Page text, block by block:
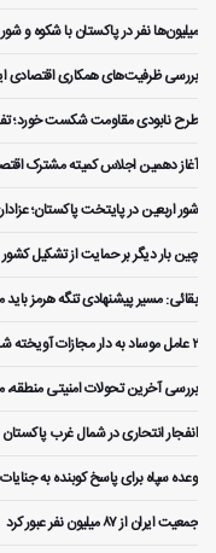
میلیون‌ها نفر در پاکستان با شکوه و
بررسی ظرفیت‌های همکاری
طرح نابودی مقاومت شکست خورد؛ تفاهم
آغاز دهمین اجلاس کمیته مشترک
شور اربعین در پایتخت پاکستان؛
چین بار دیگر بر حمایت از تشکیل
بقائی: مسیر پیشنهادی تنگه هرمز
۲ عامل موساد به دار مجازات آویخته شدند
بررسی آخرین تحولات امنیتی منطقه،
انفجار انتحاری در شمال غرب پاکستان ۷ کشته برجای گذاشت
وعده سپاه برای پاسخ کوبنده به
جمعیت ایران از ۸۷ میلیون نفر عبور کرد